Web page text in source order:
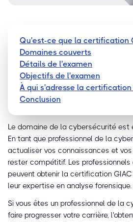
Qu'est-ce que la certification
Domaines couverts
Détails de l'examen
Objectifs de l'examen
À qui s'adresse la certification
Conclusion
Le domaine de la cybersécurité est
En tant que professionnel de la
actualiser vos connaissances et
rester compétitif. Les
peuvent obtenir la certification
leur expertise en analyse forensique.
Si vous êtes un professionnel de la
faire progresser votre carrière,